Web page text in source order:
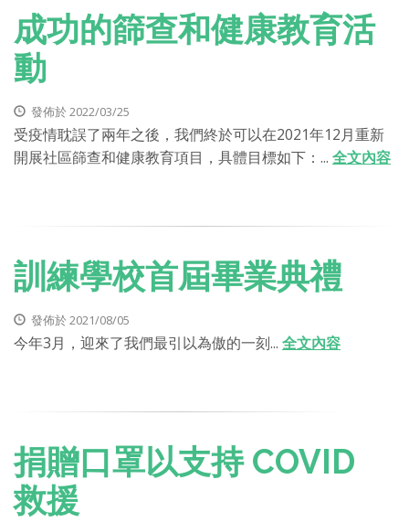
成功的篩查和健康教育活
動
發佈於 2022/03/25
受疫情耽誤了兩年之後，我們終於可以在2021年12月重新
開展社區篩查和健康教育項目，具體目標如下：... 全文內容
訓練學校首屆畢業典禮
發佈於 2021/08/05
今年3月，迎來了我們最引以為傲的一刻... 全文內容
捐贈口罩以支持 COVID
救援